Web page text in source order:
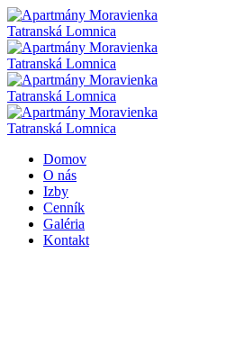
Domov
O nás
Izby
Cenník
Galéria
Kontakt